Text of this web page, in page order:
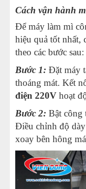
Cách vận hành
Để máy làm mì
hiệu quả tốt nhất,
theo các bước sau:
Bước 1: Đặt máy
thoáng mát. Kết
điện 220V hoạt
Bước 2: Bật công
Điều chỉnh độ
xoay bên hông